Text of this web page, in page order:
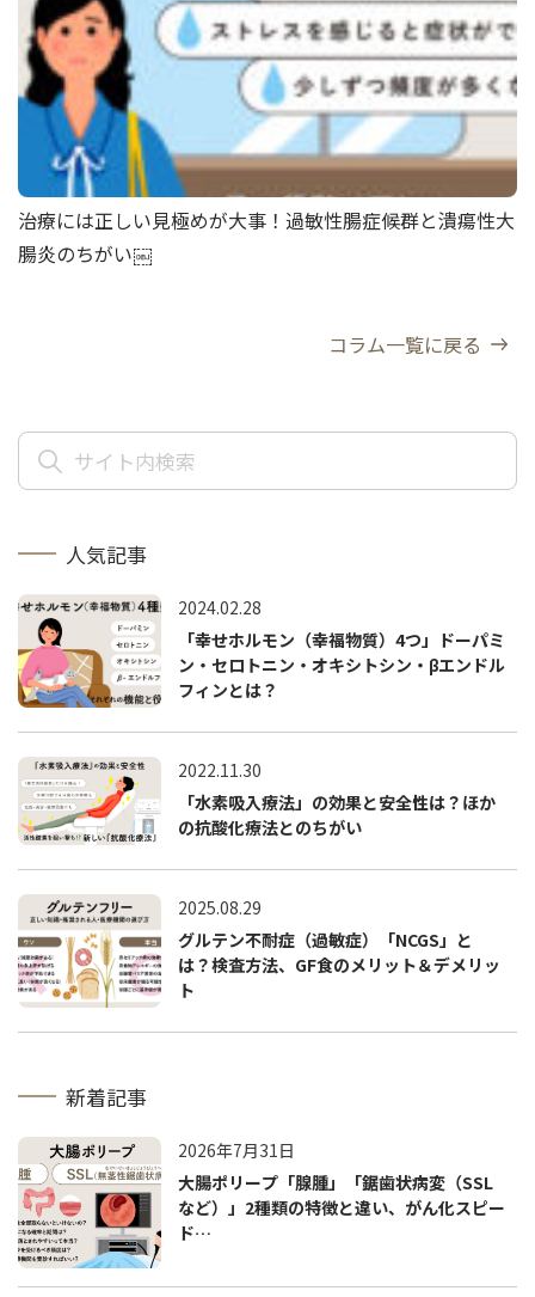
治療には正しい見極めが大事！過敏性腸症候群と潰瘍性大
腸炎のちがい￼
コラム一覧に戻る
検
索:
人気記事
2024.02.28
「幸せホルモン（幸福物質）4つ」ドーパミ
ン・セロトニン・オキシトシン・βエンドル
フィンとは？
2022.11.30
「水素吸入療法」の効果と安全性は？ほか
の抗酸化療法とのちがい
2025.08.29
グルテン不耐症（過敏症）「NCGS」と
は？検査方法、GF食のメリット＆デメリッ
ト
新着記事
2026年7月31日
大腸ポリープ「腺腫」「鋸歯状病変（SSL
など）」2種類の特徴と違い、がん化スピー
ド…